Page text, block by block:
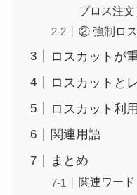
プロス注文
② 強制ロス
ロスカットが
ロスカットと
ロスカット利
関連用語
まとめ
関連ワード